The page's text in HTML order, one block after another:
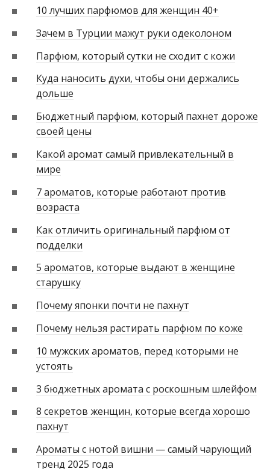
10 лучших парфюмов для женщин 40+
Зачем в Турции мажут руки одеколоном
Парфюм, который сутки не сходит с кожи
Куда наносить духи, чтобы они держались
дольше
Бюджетный парфюм, который пахнет дороже
своей цены
Какой аромат самый привлекательный в
мире
7 ароматов, которые работают против
возраста
Как отличить оригинальный парфюм от
подделки
5 ароматов, которые выдают в женщине
старушку
Почему японки почти не пахнут
Почему нельзя растирать парфюм по коже
10 мужских ароматов, перед которыми не
устоять
3 бюджетных аромата с роскошным шлейфом
8 секретов женщин, которые всегда хорошо
пахнут
Ароматы с нотой вишни — самый чарующий
тренд 2025 года